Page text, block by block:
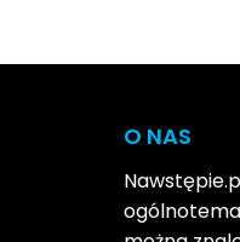
O NAS